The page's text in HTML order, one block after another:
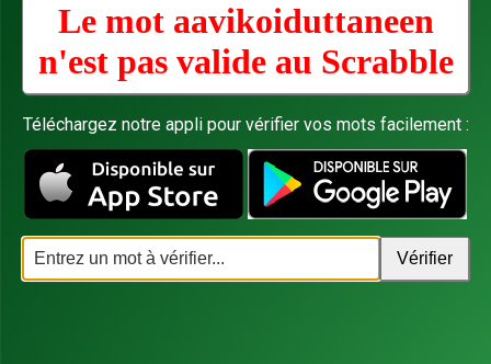
Le mot aavikoiduttaneen
n'est pas valide au Scrabble
Téléchargez notre appli pour vérifier vos mots facilement :